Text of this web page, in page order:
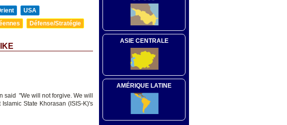
USA
Défense/Stratégie
said "We will not forgive. We will
State Khorasan (ISIS-K)'s
ASIE CENTRALE
AMÉRIQUE LATINE